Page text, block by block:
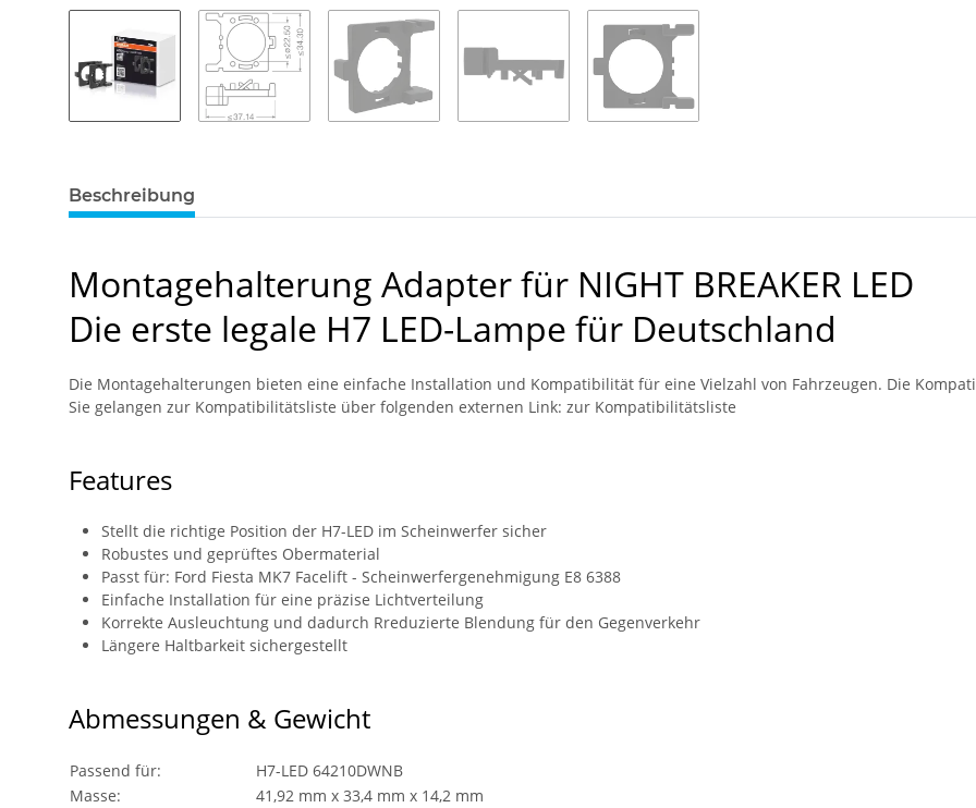
Beschreibung
Montagehalterung Adapter für NIGHT BREAKER LED
Die erste legale H7 LED-Lampe für Deutschland
Die Montagehalterungen bieten eine einfache Installation und Kompatibilität für eine Vielzahl von Fahrzeugen. Die
Sie gelangen zur Kompatibilitätsliste über folgenden externen Link: zur Kompatibilitätsliste
Features
Stellt die richtige Position der H7-LED im Scheinwerfer sicher
Robustes und geprüftes Obermaterial
Passt für: Ford Fiesta MK7 Facelift - Scheinwerfergenehmigung E8 6388
Einfache Installation für eine präzise Lichtverteilung
Korrekte Ausleuchtung und dadurch Rreduzierte Blendung für den Gegenverkehr
Längere Haltbarkeit sichergestellt
Abmessungen & Gewicht
Passend für:
H7-LED 64210DWNB
Masse:
41,92 mm x 33,4 mm x 14,2 mm